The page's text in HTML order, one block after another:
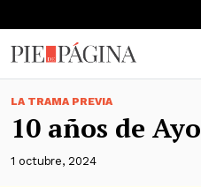
LA TRAMA PREVIA
10 años de
1 octubre, 2024